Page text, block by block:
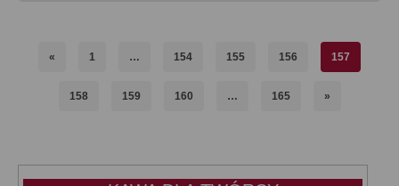
« 1 … 154 155 156 157
158 159 160 … 165 »